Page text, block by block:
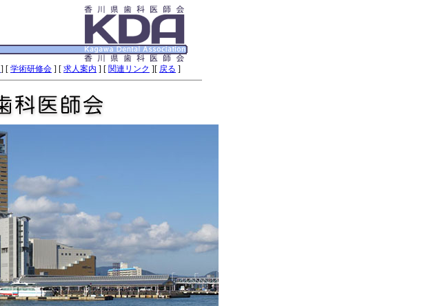
] [ 学術研修会 ] [ 求人案内 ] [ 関連リンク ][ 戻る ]